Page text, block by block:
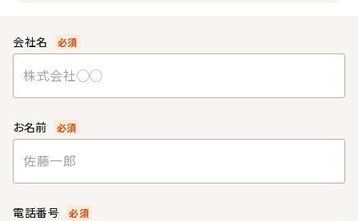
会社名 必須
お名前 必須
電話番号 必須